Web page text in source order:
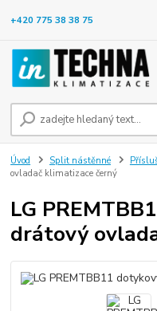
+420 775 38 38 75
Úvod Split nástěnné
ovladač klimatizace černý
LG
drátový